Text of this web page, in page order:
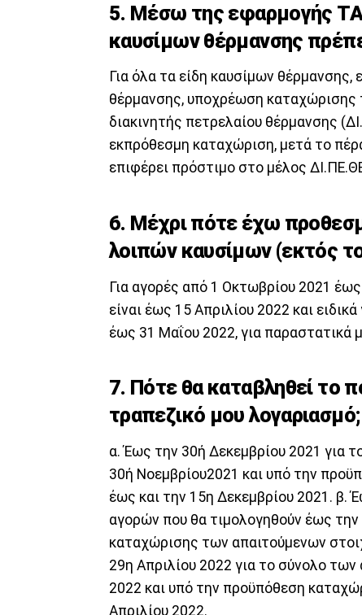
5. Μέσω της εφαρμογής
καυσίμων θέρμανσης
Για όλα τα είδη καυσίμων
θέρμανσης, υποχρέωση καταχώρισης
διακινητής πετρελαίου θέρμανσης
εκπρόθεσμη καταχώριση, μετά το
επιφέρει πρόστιμο στο μέλος
6. Μέχρι πότε έχω
λοιπών καυσίμων (εκτός
Για αγορές από 1 Οκτωβρίου 2021
είναι έως 15 Απριλίου 2022 και
έως 31 Μαΐου 2022, για παραστατικά
7. Πότε θα καταβληθεί το
τραπεζικό μου λογαριασμό;
α. Έως την 30ή Δεκεμβρίου 2021 για
30ή Νοεμβρίου2021 και υπό την
έως και την 15η Δεκεμβρίου 2021. β.
αγορών που θα τιμολογηθούν έως
καταχώρισης των απαιτούμενων
29η Απριλίου 2022 για το σύνολο
2022 και υπό την προϋπόθεση
Απριλίου 2022.